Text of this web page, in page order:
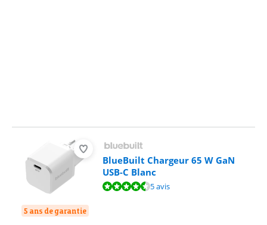
5 ans de garantie
BlueBuilt Chargeur 65 W GaN
USB-C Blanc
La note est de 9,0 sur 10, basée sur 5 avis.5 avis